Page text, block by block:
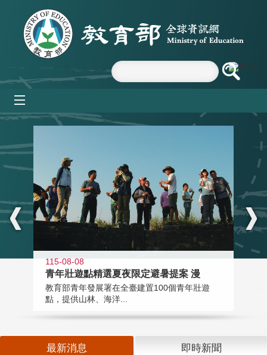
跳到主要內容區塊
:::
115-08-08
青年壯遊點精選夏夜限定避暑提案 漫
教育部青年發展署在全臺建置100個青年壯遊
點，提供山林、海洋...
最新消息 即時新聞